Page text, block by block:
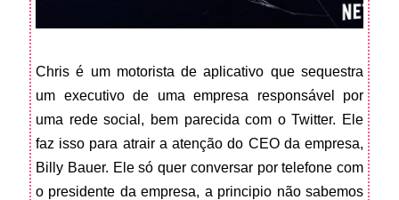
Chris é um motorista de aplicativo que sequestra
um executivo de uma empresa responsável por
uma rede social, bem parecida com o Twitter. Ele
faz isso para atrair a atenção do CEO da empresa,
Billy Bauer. Ele só quer conversar por telefone com
o presidente da empresa, a principio não sabemos